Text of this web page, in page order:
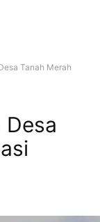
Tanah Merah
Desa